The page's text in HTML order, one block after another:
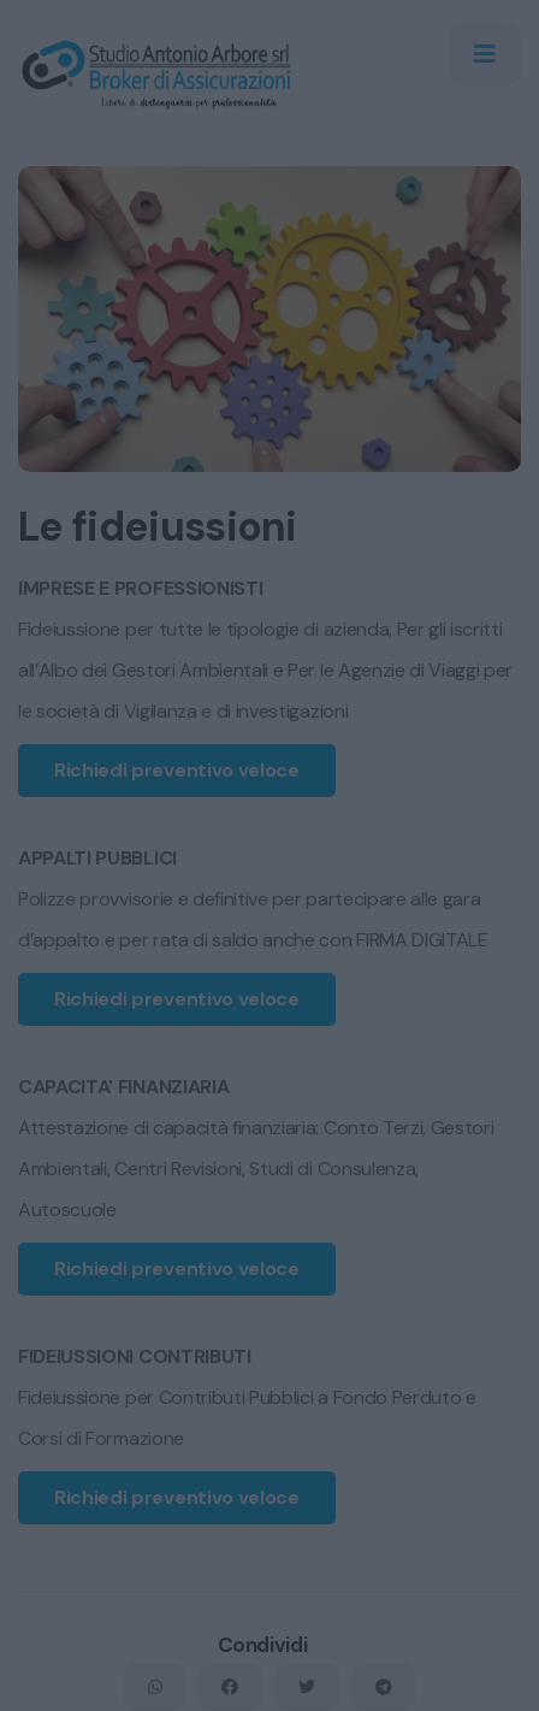
Le fideiussioni
IMPRESE E PROFESSIONISTI
Fideiussione per tutte le tipologie di azienda, Per gli iscritti
all’Albo dei Gestori Ambientali e Per le Agenzie di Viaggi per
le società di Vigilanza e di investigazioni
Richiedi preventivo veloce
APPALTI PUBBLICI
Polizze provvisorie e definitive per partecipare alle gara
d’appalto e per rata di saldo anche con FIRMA DIGITALE
Richiedi preventivo veloce
CAPACITA' FINANZIARIA
Attestazione di capacità finanziaria: Conto Terzi, Gestori
Ambientali, Centri Revisioni, Studi di Consulenza,
Autoscuole
Richiedi preventivo veloce
FIDEIUSSIONI CONTRIBUTI
Fideiussione per Contributi Pubblici a Fondo Perduto e
Corsi di Formazione
Richiedi preventivo veloce
Condividi